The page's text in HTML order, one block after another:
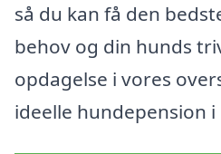
så du kan få den
behov og din hunds
opdagelse i vores
ideelle hundepension